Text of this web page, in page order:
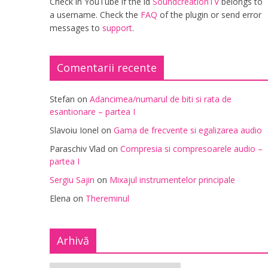
a username. Check the FAQ of the plugin or send error
messages to support.
Comentarii recente
Stefan on Adancimea/numarul de biti si rata de
esantionare – partea I
Slavoiu Ionel on Gama de frecvente si egalizarea audio
Paraschiv Vlad on Compresia si compresoarele audio –
partea I
Sergiu Sajin on Mixajul instrumentelor principale
Elena on Thereminul
Arhivă